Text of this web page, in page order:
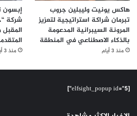
هاكس يونيت وليبلين جروب
تبرمان شراكة استراتيجية لتعزيز
المرونة السيبرانية المدعومة
بالذكاء الاصطناعي في المنطقة
منذ 3 أيام
إبسون
شركة
منذ 3 أيام
[elfsight_popup id="5"]